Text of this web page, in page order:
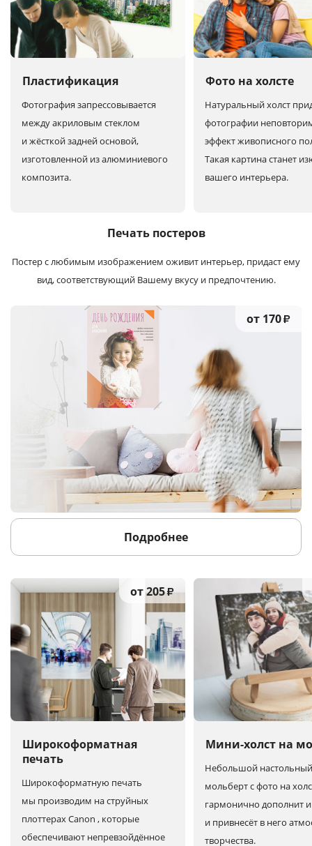
Пластификация
Фотография запрессовывается
между акриловым стеклом
и жёсткой задней основой,
изготовленной из алюминиевого
композита.
Фото на холсте
Натуральный холст
фотографии
эффект живописного
Такая картина станет
вашего интерьера.
Печать постеров
Постер с любимым изображением оживит интерьер, придаст ему
вид, соответствующий Вашему вкусу и предпочтению.
от 170₽
Подробнее
Широкоформатная
печать
от 205₽
Широкоформатную печать
мы производим на струйных
плоттерах Canon , которые
обеспечивают непревзойдённое
Мини-холст на
Небольшой настольный
мольберт с фото на
гармонично дополнит
и привнесёт в него
творчества.